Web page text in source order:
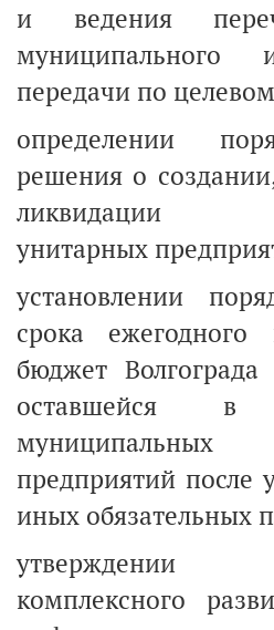
и ведения
муниципального
передачи по
определении
решения о
ликвидации
унитарных
установлении
срока ежегодного
бюджет
оставшейся в
предприятий после
иных обязательных
комплексного